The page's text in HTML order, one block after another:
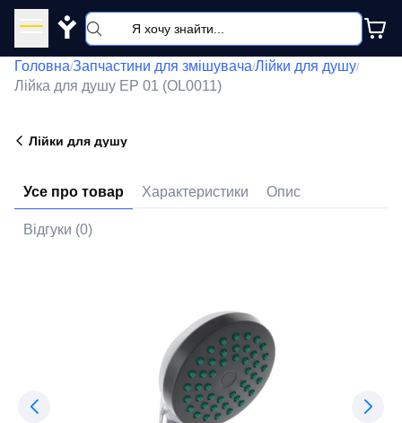
Y
Головна/Запчастини для змішувача/Лійки для душу/
Лійка для душу EP 01 (OL0011)
Лійки для душу
Усе про товар Характеристики Опис
Відгуки (0)